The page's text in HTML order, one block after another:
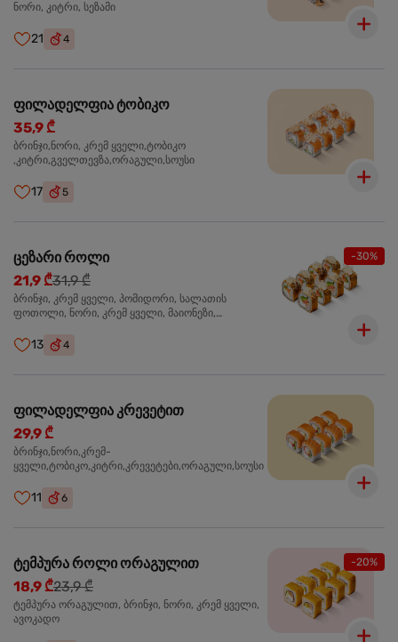
ნორი, კიტრი, სეზამი
21 4
ფილადელფია ტობიკო
35,9 ₾
ბრინჯი,ნორი, კრემ ყველი,ტობიკო
,კიტრი,გველთევზა,ორაგული,სოუსი
17 5
-30%
ცეზარი როლი
21,9 ₾31,9 ₾
ბრინჯი, კრემ ყველი, პომიდორი, სალათის
ფოთოლი, ნორი, კრემ ყველი, მაიონეზი,
შებოლილი ქათმის ფილე
13 4
ფილადელფია კრევეტით
29,9 ₾
ბრინჯი,ნორი,კრემ-
ყველი,ტობიკო,კიტრი,კრევეტები,ორაგული,სოუსი
11 6
-20%
ტემპურა როლი ორაგულით
18,9 ₾23,9 ₾
ტემპურა ორაგულით, ბრინჯი, ნორი, კრემ ყველი,
ავოკადო